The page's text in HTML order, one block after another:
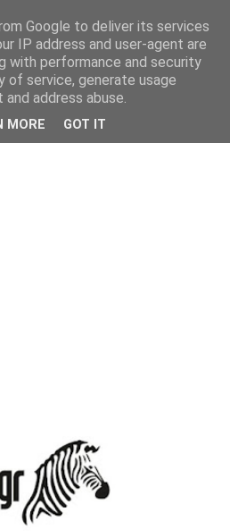
Google to deliver its services
IP address and user-agent are
with performance and security
of service, generate usage
address abuse.
MORE GOT IT